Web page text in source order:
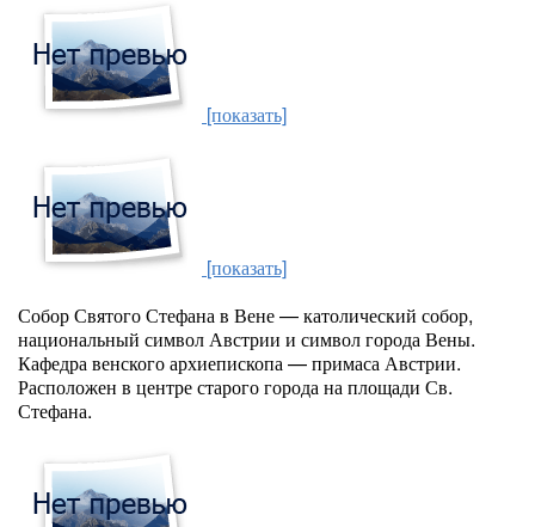
[показать]
[показать]
Собор Святого Стефана в Вене — католический собор,
национальный символ Австрии и символ города Вены.
Кафедра венского архиепископа — примаса Австрии.
Расположен в центре старого города на площади Св.
Стефана.